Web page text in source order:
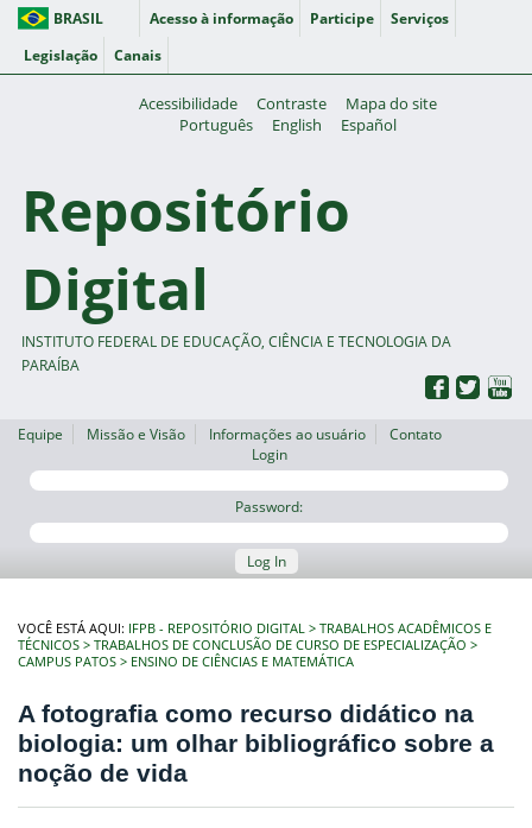
BRASIL Acesso à informação Participe
Serviços
Legislação
Canais
Acessibilidade Contraste
Mapa do site
Português
English Español
Repositório
Digital
INSTITUTO FEDERAL DE EDUCAÇÃO, CIÊNCIA E TECNOLOGIA DA
PARAÍBA
Equipe Missão e Visão Informações ao usuário
Contato
Login
Password:
Log In
VOCÊ ESTÁ AQUI: IFPB - REPOSITÓRIO DIGITAL
TRABALHOS ACADÊMICOS E
TÉCNICOS
TRABALHOS DE CONCLUSÃO DE CURSO DE ESPECIALIZAÇÃO
CAMPUS PATOS
ENSINO DE CIÊNCIAS E MATEMÁTICA
A fotografia como recurso didático na
biologia: um olhar bibliográfico sobre a
noção de vida